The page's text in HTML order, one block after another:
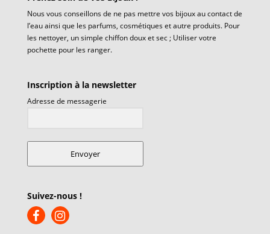
Nous vous conseillons de ne pas mettre vos bijoux au contact de
l’eau ainsi que les parfums, cosmétiques et autre produits. Pour
les nettoyer, un simple chiffon doux et sec ; Utiliser votre
pochette pour les ranger.
Inscription à la newsletter
Adresse de messagerie
Envoyer
Suivez-nous !